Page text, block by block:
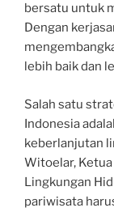
bersatu untuk
Dengan
lebih baik dan
Salah satu
Indonesia
keberlanjutan
Witoelar,
Lingkungan
pariwisata